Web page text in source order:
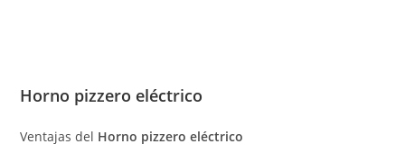
Horno pizzero eléctrico
Ventajas del Horno pizzero eléctrico